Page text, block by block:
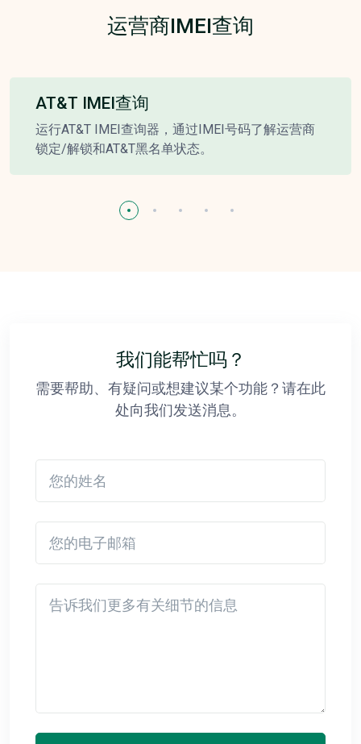
运营商IMEI查询
AT&T IMEI查询
运行AT&T IMEI查询器，通过IMEI号码了解运营商
锁定/解锁和AT&T黑名单状态。
我们能帮忙吗？
需要帮助、有疑问或想建议某个功能？请在此
处向我们发送消息。